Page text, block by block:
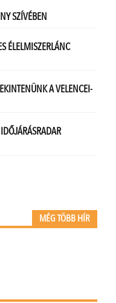
MÉG TÖBB HÍR